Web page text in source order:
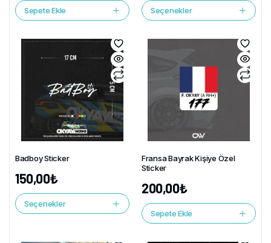
Sepete Ekle Seçenekler
Badboy Sticker
150,00₺
Seçenekler
Fransa Bayrak Kişiye Özel
Sticker
200,00₺
Sepete Ekle